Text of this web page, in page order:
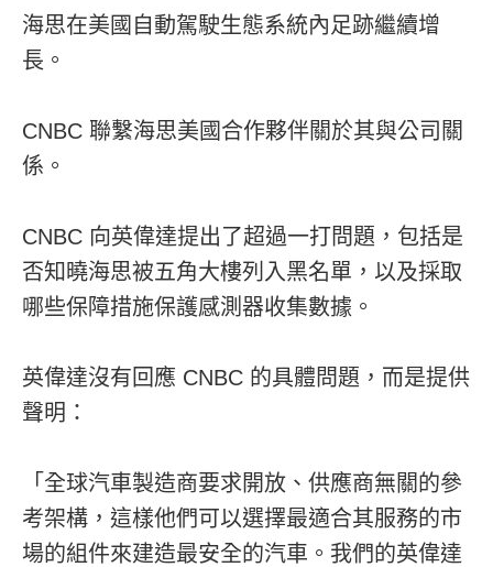
海思在美國自動駕駛生態系統內足跡繼續增
長。
CNBC 聯繫海思美國合作夥伴關於其與公司關
係。
CNBC 向英偉達提出了超過一打問題，包括是
否知曉海思被五角大樓列入黑名單，以及採取
哪些保障措施保護感測器收集數據。
英偉達沒有回應 CNBC 的具體問題，而是提供
聲明：
「全球汽車製造商要求開放、供應商無關的參
考架構，這樣他們可以選擇最適合其服務的市
場的組件來建造最安全的汽車。我們的英偉達